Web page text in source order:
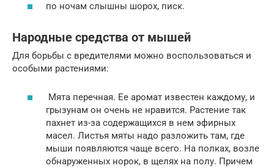
по ночам слышны шорох, писк.
Народные средства от мышей
Для борьбы с вредителями можно воспользоваться и
особыми растениями:
Мята перечная. Ее аромат известен каждому, и
грызунам он очень не нравится. Растение так
пахнет из-за содержащихся в нем эфирных
масел. Листья мяты надо разложить там, где
мыши появляются чаще всего. На полках, возле
обнаруженных норок, в щелях на полу. Причем